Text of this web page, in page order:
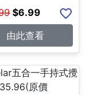
$6.99
由此查看